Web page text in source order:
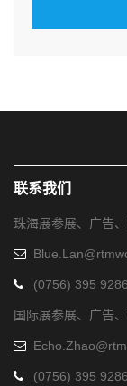
联系我们
珠海展参展、广告
(0756) 395 9286
国际展参展、广告
(0756) 395 9286